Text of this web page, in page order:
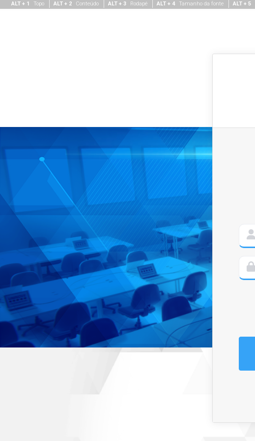
ALT + 1 Topo ALT + 2 Conteúdo ALT + 3 Rodapé ALT + 4 Tamanho da fonte ALT + 5